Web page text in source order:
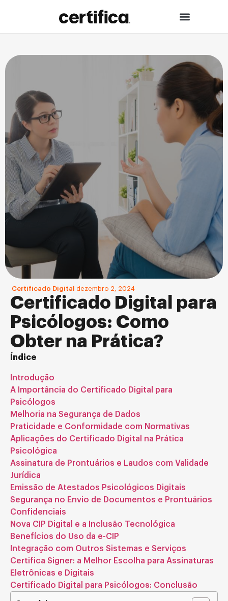
Certificado Digital dezembro 2, 2024
Certificado Digital para
Psicólogos: Como
Obter na Prática?
Índice
Introdução
A Importância do Certificado Digital para
Psicólogos
Melhoria na Segurança de Dados
Praticidade e Conformidade com Normativas
Aplicações do Certificado Digital na Prática
Psicológica
Assinatura de Prontuários e Laudos com Validade
Jurídica
Emissão de Atestados Psicológicos Digitais
Segurança no Envio de Documentos e Prontuários
Confidenciais
Nova CIP Digital e a Inclusão Tecnológica
Benefícios do Uso da e-CIP
Integração com Outros Sistemas e Serviços
Certifica Signer: a Melhor Escolha para Assinaturas
Eletrônicas e Digitais
Certificado Digital para Psicólogos: Conclusão